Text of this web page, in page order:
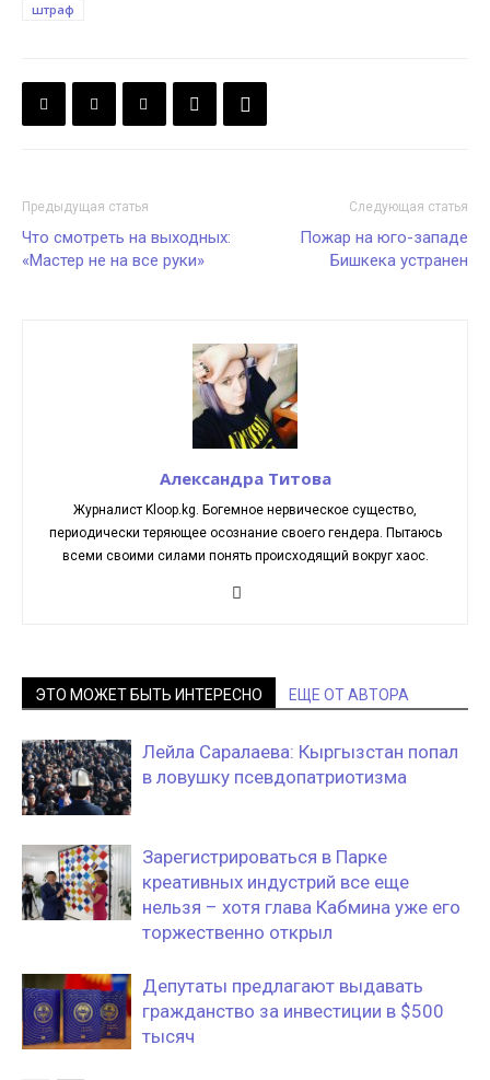
штраф
Предыдущая статья
Что смотреть на выходных:
«Мастер не на все руки»
Следующая статья
Пожар на юго-западе
Бишкека устранен
Александра Титова
Журналист Kloop.kg. Богемное нервическое существо,
периодически теряющее осознание своего гендера. Пытаюсь
всеми своими силами понять происходящий вокруг хаос.
ЭТО МОЖЕТ БЫТЬ ИНТЕРЕСНО ЕЩЕ ОТ АВТОРА
Лейла Саралаева: Кыргызстан попал
в ловушку псевдопатриотизма
Зарегистрироваться в Парке
креативных индустрий все еще
нельзя – хотя глава Кабмина уже его
торжественно открыл
Депутаты предлагают выдавать
гражданство за инвестиции в $500
тысяч